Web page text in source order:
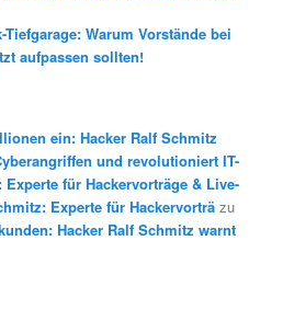
Warum Vorstände bei
aufpassen sollten!
ein: Hacker Ralf Schmitz
und revolutioniert IT-
für Hackervorträge & Live-
Experte für Hackervorträzu
Hacker Ralf Schmitz warnt